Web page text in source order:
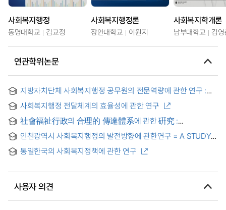
사회복지행정
동명대학교 김교정
사회복지행정론
장안대학교 이원지
사회복지학개론
남부대학교 김
연관학위논문
지방자치단체 사회복지행정 공무원의 전문역량에 관한 연구 :
광주광역시 자치구를 중심으로
사회복지행정 전달체계의 효율성에 관한 연구
社會福祉行政의 合理的 傳達體系에 관한 硏究 :
仁川廣域市를 中心으로 = A Study on the Rational Delivery
System of Social Work Administration:Focused on Incheon
Metropolitan City
인천광역시 사회복지행정의 발전방향에 관한연구 = A STUDY
ON DEVELOPMENT DIRECTION OF SOCIAL WELFARE
ADMINISTRATION IN INCHEON METROPOLITAN CITY
통일한국의 사회복지정책에 관한 연구
사용자 의견